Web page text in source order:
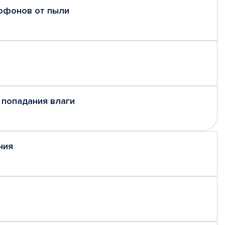
от пыли
влаги